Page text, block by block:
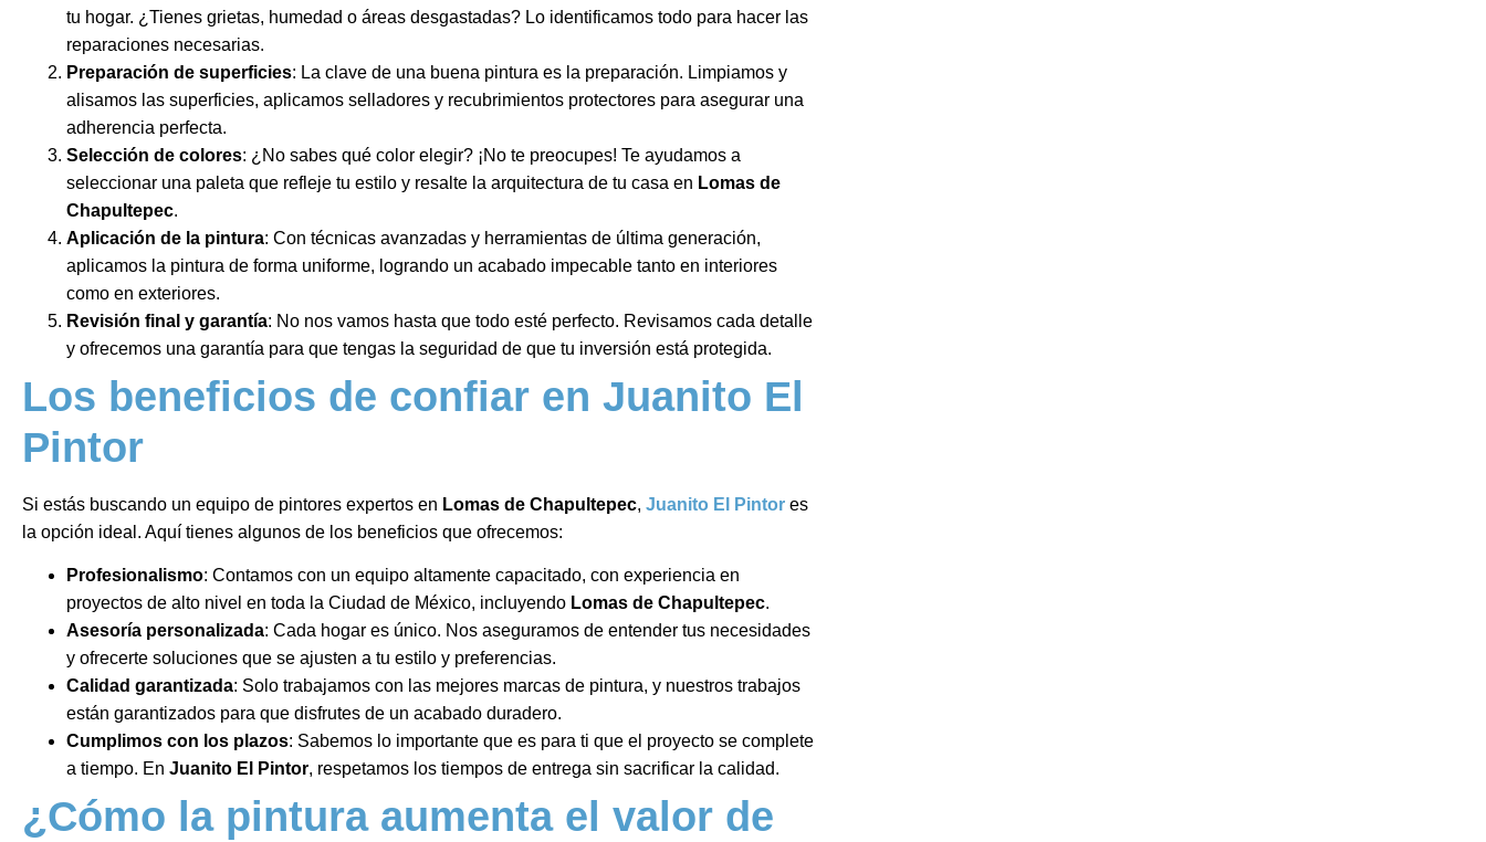
tu hogar. ¿Tienes grietas, humedad o áreas desgastadas? Lo identificamos todo para hacer las
reparaciones necesarias.
Preparación de superficies: La clave de una buena pintura es la preparación. Limpiamos y
alisamos las superficies, aplicamos selladores y recubrimientos protectores para asegurar una
adherencia perfecta.
Selección de colores: ¿No sabes qué color elegir? ¡No te preocupes! Te ayudamos a
seleccionar una paleta que refleje tu estilo y resalte la arquitectura de tu casa en Lomas de
Chapultepec.
Aplicación de la pintura: Con técnicas avanzadas y herramientas de última generación,
aplicamos la pintura de forma uniforme, logrando un acabado impecable tanto en interiores
como en exteriores.
Revisión final y garantía: No nos vamos hasta que todo esté perfecto. Revisamos cada detalle
y ofrecemos una garantía para que tengas la seguridad de que tu inversión está protegida.
Los beneficios de confiar en Juanito El
Pintor
Si estás buscando un equipo de pintores expertos en Lomas de Chapultepec, Juanito El Pintor es
la opción ideal. Aquí tienes algunos de los beneficios que ofrecemos:
Profesionalismo: Contamos con un equipo altamente capacitado, con experiencia en
proyectos de alto nivel en toda la Ciudad de México, incluyendo Lomas de Chapultepec.
Asesoría personalizada: Cada hogar es único. Nos aseguramos de entender tus necesidades
y ofrecerte soluciones que se ajusten a tu estilo y preferencias.
Calidad garantizada: Solo trabajamos con las mejores marcas de pintura, y nuestros trabajos
están garantizados para que disfrutes de un acabado duradero.
Cumplimos con los plazos: Sabemos lo importante que es para ti que el proyecto se complete
a tiempo. En Juanito El Pintor, respetamos los tiempos de entrega sin sacrificar la calidad.
¿Cómo la pintura aumenta el valor de